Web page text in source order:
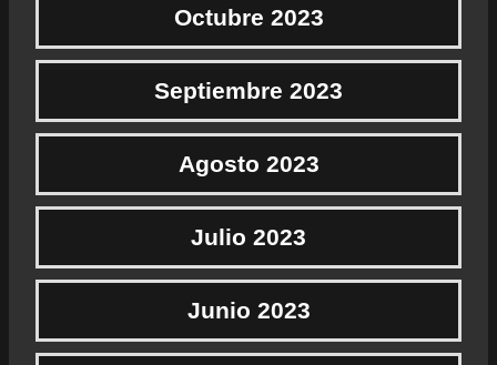
Octubre 2023
Septiembre 2023
Agosto 2023
Julio 2023
Junio 2023